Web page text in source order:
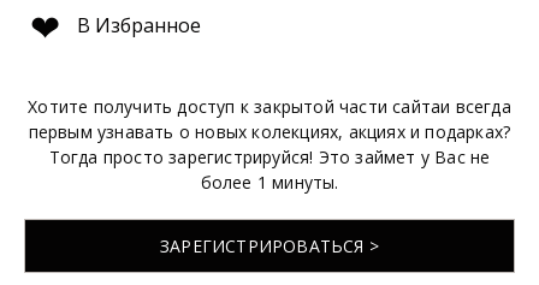
❤ В Избранное
Хотите получить доступ к закрытой части сайтаи всегда
первым узнавать о новых колекциях, акциях и подарках?
Тогда просто зарегистрируйся! Это займет у Вас не
более 1 минуты.
ЗАРЕГИСТРИРОВАТЬСЯ >